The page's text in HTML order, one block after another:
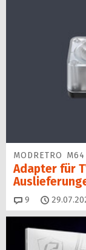
MODRETRO M64
Adapter für
9 Kommentare